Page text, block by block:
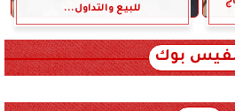
للبيع والتداول...
بوك